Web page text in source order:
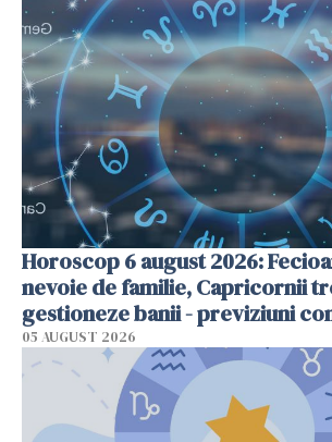
Horoscop 6 august 2026:
nevoie de familie, Capricornii
gestioneze banii - previziuni
05 AUGUST 2026